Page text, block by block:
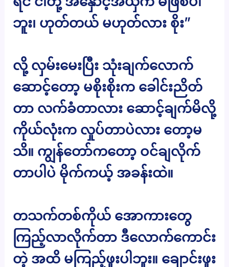
ဘူး၊ ဟုတ်တယ် မဟုတ်လား စိုး”
လို့ လှမ်းမေးပြီး သုံးချက်လောက်
ဆောင့်တော့ မစိုးစိုးက ခေါင်းညိတ်
တာ လက်ခံတာလား ဆောင့်ချက်မိလို့
ကိုယ်လုံးက လှုပ်တာပဲလား တော့မ
သိ။ ကျွန်တော်ကတော့ ဝင်ချလိုက်
တာပါပဲ မိုက်ကယ့် အခန်းထဲ။
တသက်တစ်ကိုယ် အောကားတွေ
ကြည့်လာလိုက်တာ ဒီလောက်ကောင်း
တဲ့ အထိ မကြည့်ဖူးပါဘူး။ ချောင်းဖူး